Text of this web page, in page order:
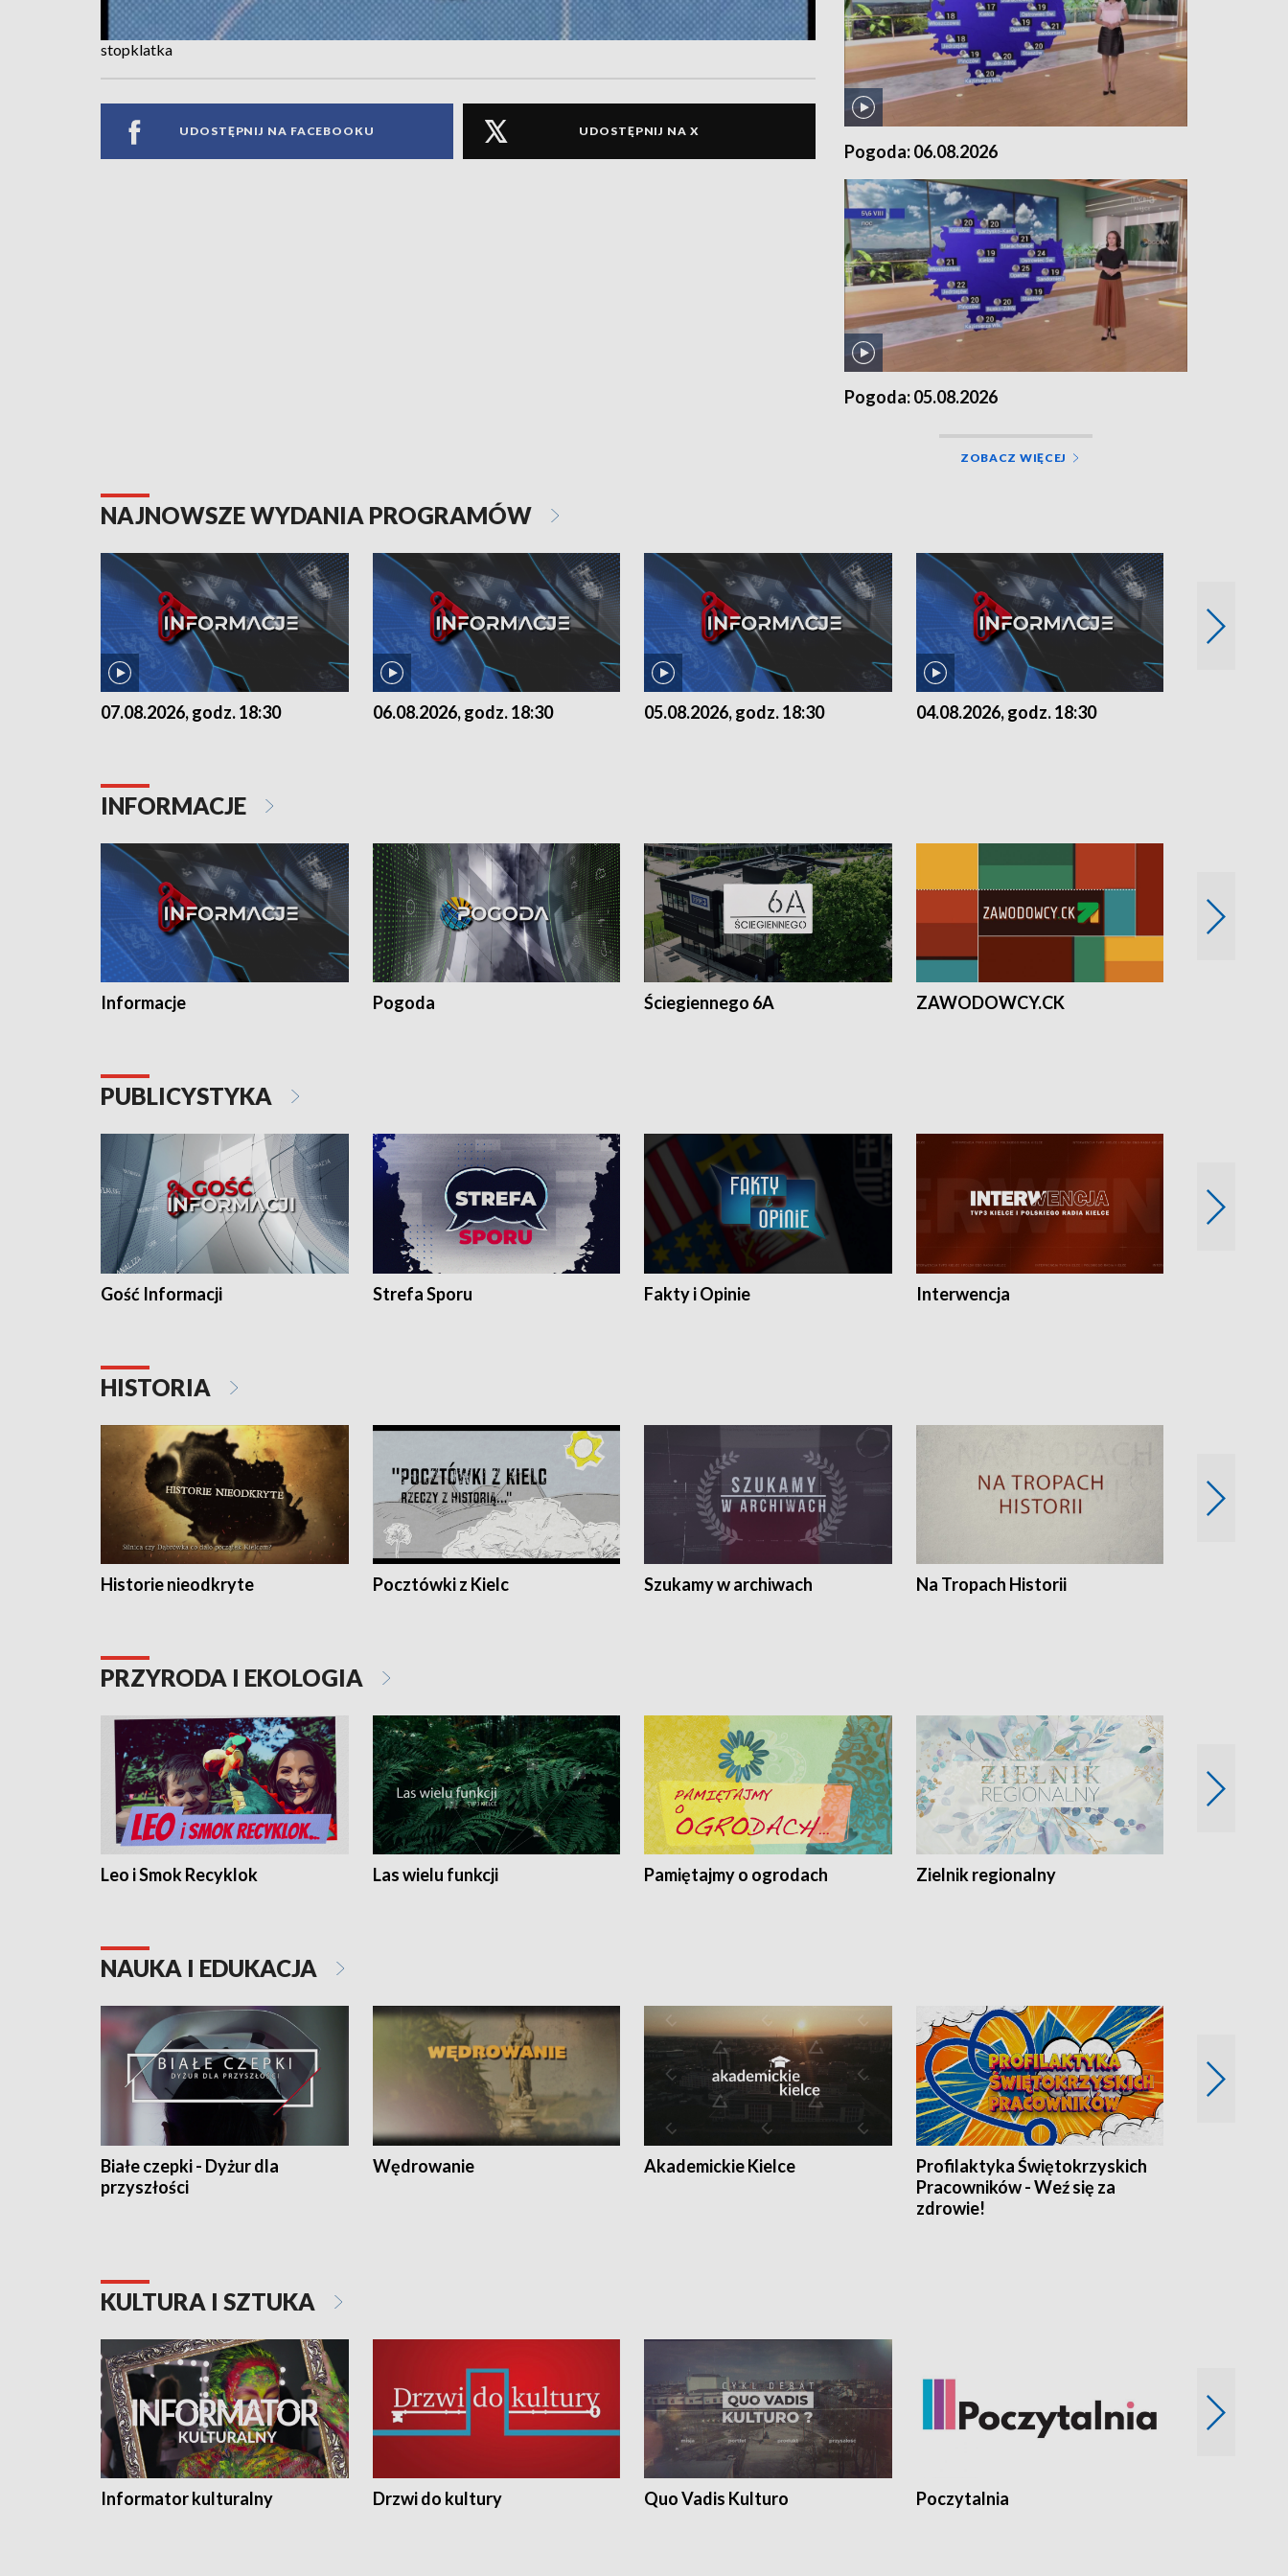
stopklatka
UDOSTĘPNIJ NA FACEBOOKU UDOSTĘPNIJ NA X
Pogoda: 06.08.2026
Pogoda: 05.08.2026
ZOBACZ WIĘCEJ
NAJNOWSZE WYDANIA PROGRAMÓW
07.08.2026, godz. 18:30 06.08.2026, godz. 18:30 05.08.2026, godz. 18:30 04.08.2026, godz. 18:30
INFORMACJE
Informacje Pogoda Ściegiennego 6A ZAWODOWCY.CK
PUBLICYSTYKA
Gość Informacji Strefa Sporu Fakty i Opinie Interwencja
HISTORIA
Historie nieodkryte Pocztówki z Kielc Szukamy w archiwach Na Tropach Historii
PRZYRODA I EKOLOGIA
Leo i Smok Recyklok Las wielu funkcji Pamiętajmy o ogrodach Zielnik regionalny
NAUKA I EDUKACJA
Białe czepki - Dyżur dla
przyszłości
Wędrowanie Akademickie Kielce
Profilaktyka Świętokrzyskich
Pracowników - Weź się za
zdrowie!
KULTURA I SZTUKA
Informator kulturalny Drzwi do kultury Quo Vadis Kulturo Poczytalnia